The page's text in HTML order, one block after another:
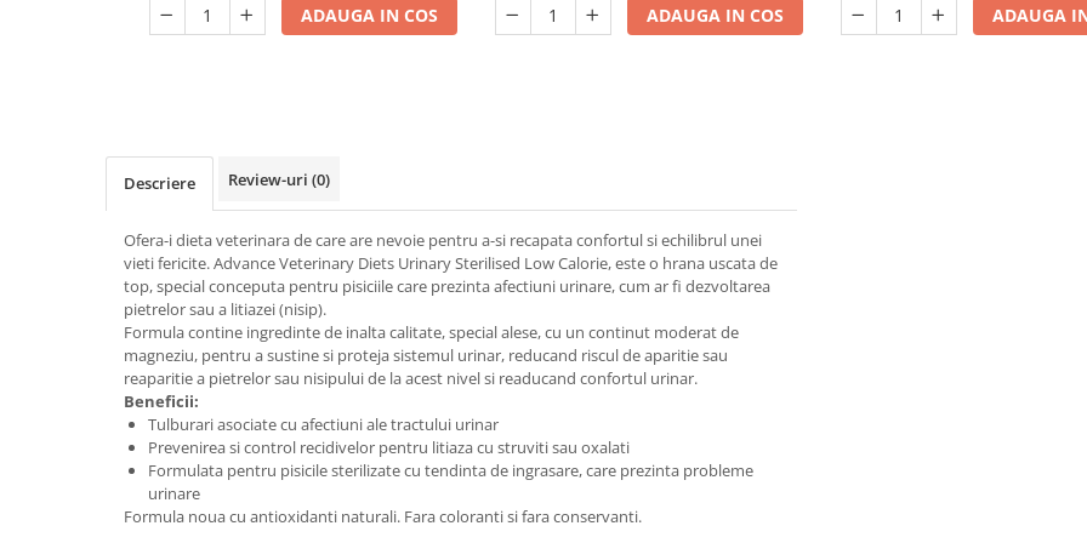
ADAUGA IN COS ADAUGA IN COS ADAUGA
Descriere Review-uri (0)
Ofera-i dieta veterinara de care are nevoie pentru a-si recapata confortul si echilibrul unei
vieti fericite. Advance Veterinary Diets Urinary Sterilised Low Calorie, este o hrana uscata de
top, special conceputa pentru pisiciile care prezinta afectiuni urinare, cum ar fi dezvoltarea
pietrelor sau a litiazei (nisip).
Formula contine ingredinte de inalta calitate, special alese, cu un continut moderat de
magneziu, pentru a sustine si proteja sistemul urinar, reducand riscul de aparitie sau
reaparitie a pietrelor sau nisipului de la acest nivel si readucand confortul urinar.
Beneficii:
Tulburari asociate cu afectiuni ale tractului urinar
Prevenirea si control recidivelor pentru litiaza cu struviti sau oxalati
Formulata pentru pisicile sterilizate cu tendinta de ingrasare, care prezinta probleme
urinare
Formula noua cu antioxidanti naturali. Fara coloranti si fara conservanti.